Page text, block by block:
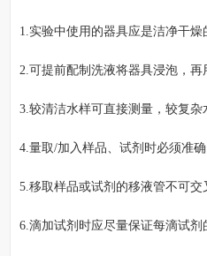
1.实验中使用的器具应是洁净干燥
2.可提前配制洗液将器具浸泡，再
3.较清洁水样可直接测量，较复杂
4.量取/加入样品、试剂时必须准确
5.移取样品或试剂的移液管不可交
6.滴加试剂时应尽量保证每滴试剂